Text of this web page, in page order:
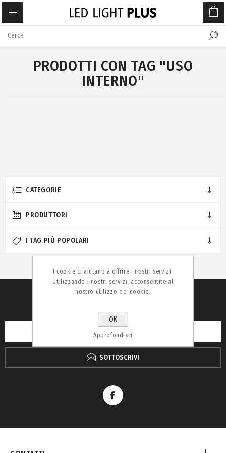
PRODOTTI CON TAG "USO
INTERNO"
CATEGORIE
PRODUTTORI
I TAG PIÙ POPOLARI
SOTTOSCRIVI
I cookie ci aiutano a offrire i nostri servizi.
Utilizzando i nostri servizi, acconsentite al
nostro utilizzo dei cookie.
OK
Approfondisci